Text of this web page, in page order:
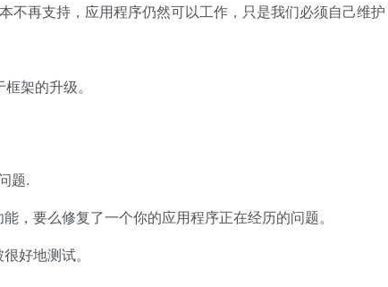
不再支持，应用程序仍然可以工作，只是我们必须自己维护
架的升级。
题.
，要么修复了一个你的应用程序正在经历的问题。
好地测试。